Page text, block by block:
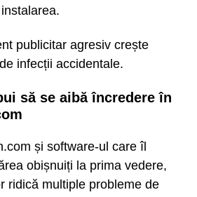
publicitar agresiv crește
infecții accidentale.
să se aibă încredere în
și software-ul care îl
obișnuiți la prima vedere,
ridică multiple probleme de